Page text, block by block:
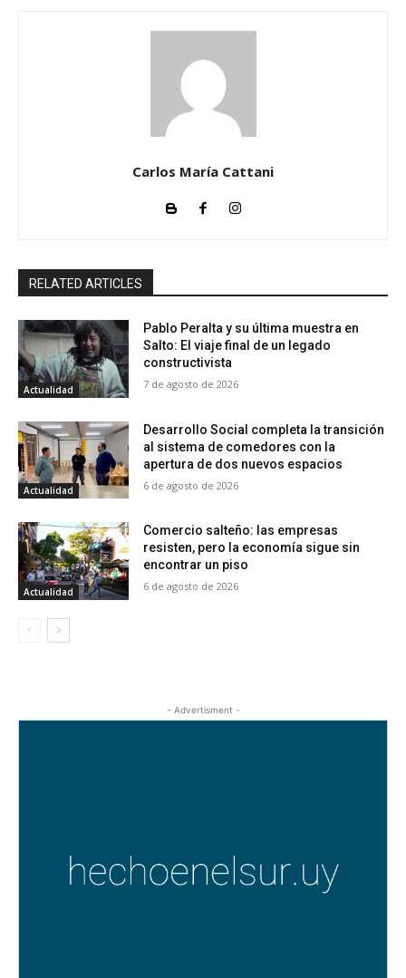
Carlos María Cattani
RELATED ARTICLES
Actualidad
Pablo Peralta y su última muestra en
Salto: El viaje final de un legado
constructivista
7 de agosto de 2026
Actualidad
Desarrollo Social completa la transición
al sistema de comedores con la
apertura de dos nuevos espacios
6 de agosto de 2026
Actualidad
Comercio salteño: las empresas
resisten, pero la economía sigue sin
encontrar un piso
6 de agosto de 2026
- Advertisment -